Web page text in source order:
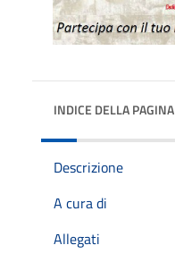
INDICE DELLA PAGINA
Descrizione
A cura di
Allegati